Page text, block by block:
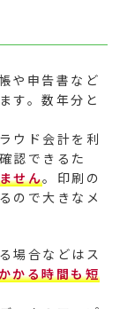
や申告書など
す。数年分と
ウド会計を利
認できるた
せん。印刷の
ので大きなメ
場合などはス
かる時間も短